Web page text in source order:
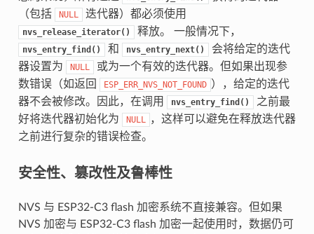
（包括
NULL 迭代器）都必须使用
nvs_release_iterator() 释放。 一般情况下，
nvs_entry_find() 和 nvs_entry_next()
会将给定的迭代
器设置为
NULL
或为一个有效的迭代器。但如果出现参
数错误（如返回
ESP_ERR_NVS_NOT_FOUND ），给定的迭代
器不会被修改。因此，在调用
nvs_entry_find()
之前最
好将迭代器初始化为
NULL ，这样可以避免在释放迭代器
之前进行复杂的错误检查。
安全性、篡改性及鲁棒性
NVS 与 ESP32-C3 flash 加密系统不直接兼容。但如果
NVS 加密与 ESP32-C3 flash 加密一起使用时，数据仍可